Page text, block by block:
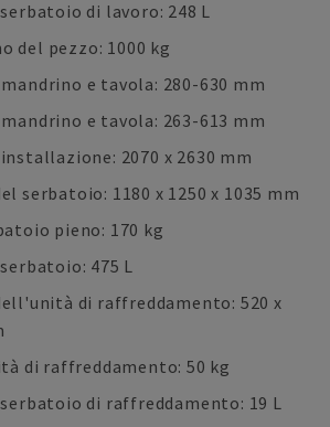
di lavoro: 248 L
del pezzo: 1000 kg
e tavola: 280-630 mm
e tavola: 263-613 mm
2070 x 2630 mm
serbatoio: 1180 x 1250 x 1035 mm
pieno: 170 kg
475 L
di raffreddamento: 520 x
di raffreddamento: 50 kg
di raffreddamento: 19 L